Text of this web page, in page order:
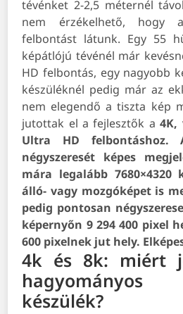
tévénket 2-2,5 méternél
nem érzékelhető, hogy
felbontást látunk. Egy 55
képátlójú tévénél már
HD felbontás, egy nagyobb
készüléknél pedig már az
nem elegendő a tiszta kép
jutottak el a fejlesztők a4K,
Ultra HD felbontáshoz.
négyszeresét képes
mára legalább 7680×4320
álló- vagy mozgóképet is
pedig pontosan
képernyőn 9 294 400 pixel
600 pixelnek jut hely.
4k és 8k: miért
készülék?